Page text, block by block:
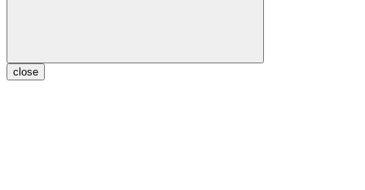
close